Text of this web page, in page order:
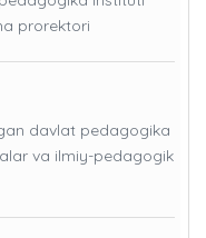
prorektori
davlat pedagogika
va ilmiy-pedagogik